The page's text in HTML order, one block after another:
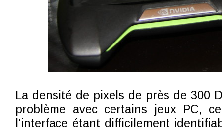
La densité de pixels de près de 300
problème avec certains jeux PC,
l'interface étant difficilement